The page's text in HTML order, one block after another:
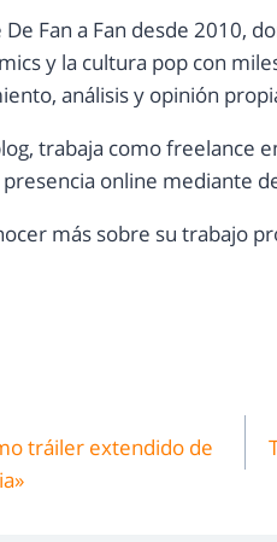
Fan a Fan desde 2010,
y la cultura pop con
análisis y opinión
trabaja como freelance
online mediante
más sobre su trabajo
tráiler extendido de